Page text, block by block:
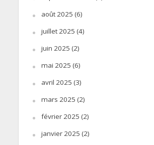
août 2025 (6)
juillet 2025 (4)
juin 2025 (2)
mai 2025 (6)
avril 2025 (3)
mars 2025 (2)
février 2025 (2)
janvier 2025 (2)